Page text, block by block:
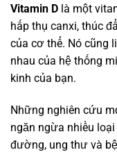
Vitamin D là một
hấp thụ canxi, thúc
của cơ thể. Nó cũng
nhau của hệ thống
kinh của bạn.
Những nghiên cứu
ngăn ngừa nhiều
đường, ung thư và